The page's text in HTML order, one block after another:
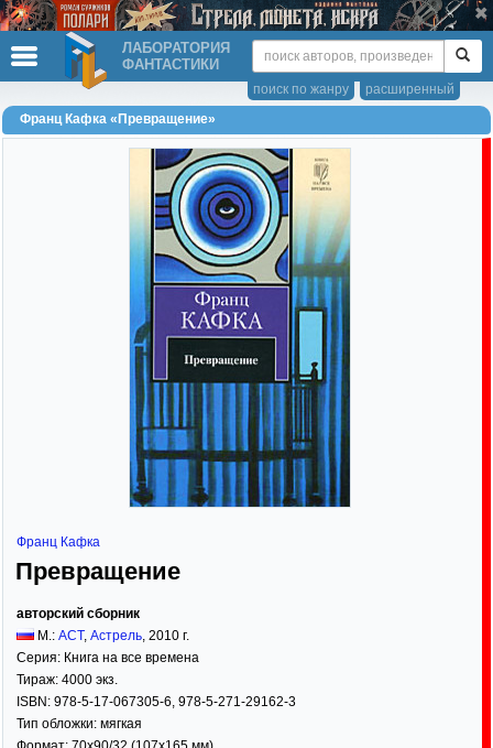
ЛАБОРАТОРИЯ
ФАНТАСТИКИ
расширенный
поиск по жанру
Франц Кафка «Превращение»
Франц Кафка
Превращение
авторский сборник
М.: АСТ, Астрель, 2010 г.
Серия: Книга на все времена
Тираж: 4000 экз.
ISBN: 978-5-17-067305-6, 978-5-271-29162-3
Тип обложки: мягкая